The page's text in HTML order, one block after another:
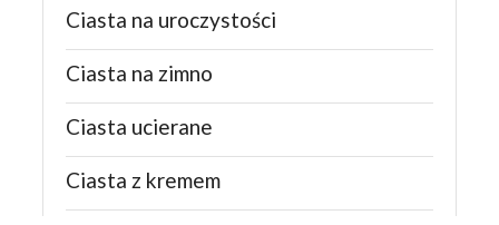
Ciasta na uroczystości
Ciasta na zimno
Ciasta ucierane
Ciasta z kremem